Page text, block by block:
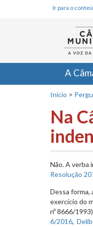
Ir para o
A
Início >
Na
Não. A verba
Resolução
Dessa
exercício do
nº 8666/
6/2016,